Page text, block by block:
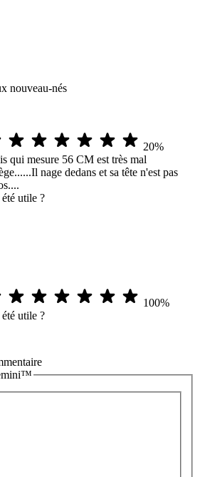
nouveau-nés
20%
qui mesure 56 CM est très mal
nage dedans et sa tête n'est pas
utile ?
100%
utile ?